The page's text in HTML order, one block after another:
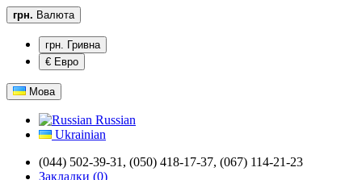
грн. Валюта
грн. Гривна
€ Евро
Мова
Russian
Ukrainian
(044) 502-39-31, (050) 418-17-37, (067) 114-21-23
Закладки (0)